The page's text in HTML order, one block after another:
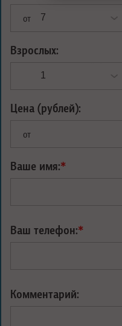
от
Взрослых:
Цена (рублей):
от
Ваше имя:*
Ваш телефон:*
Комментарий: